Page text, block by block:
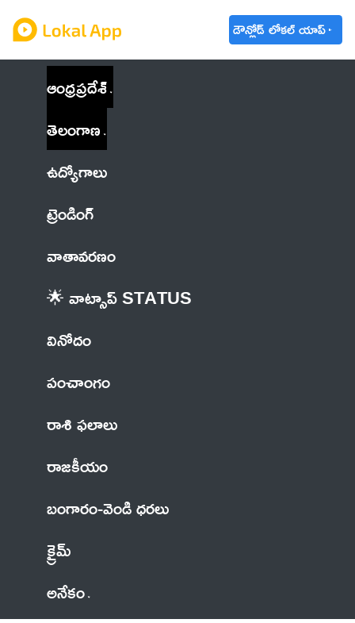
డౌన్లోడ్ లోకల్ యాప్
ఆంధ్రప్రదేశ్
తెలంగాణ
ఉద్యోగాలు
ట్రెండింగ్
వాతావరణం
🌟 వాట్సాప్ STATUS
వినోదం
పంచాంగం
రాశి ఫలాలు
రాజకీయం
బంగారం-వెండి ధరలు
క్రైమ్
అనేకం